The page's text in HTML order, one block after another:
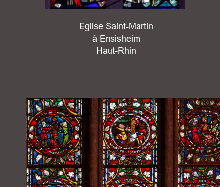
Église Saint-Martin
à Ensisheim
Haut-Rhin